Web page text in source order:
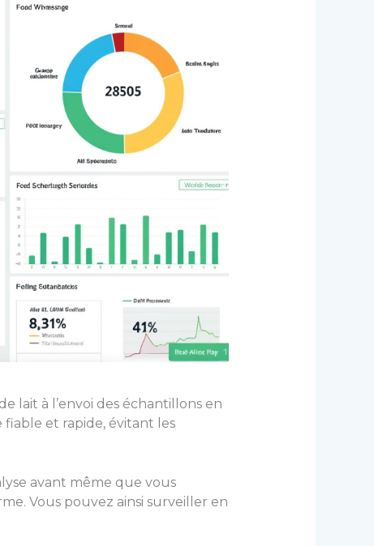
lait à l’envoi des échantillons en
et rapide, évitant les
avant même que vous
Vous pouvez ainsi surveiller en